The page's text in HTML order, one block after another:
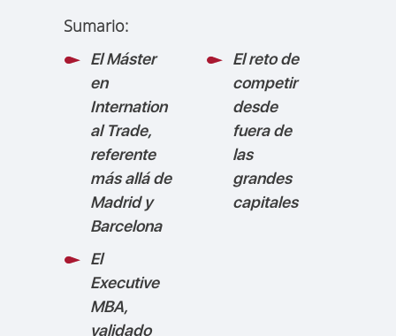
Sumario:
El Máster
en
Internation
al Trade,
referente
más allá de
Madrid y
Barcelona
El
Executive
MBA,
validado
El reto de
competir
desde
fuera de
las
grandes
capitales